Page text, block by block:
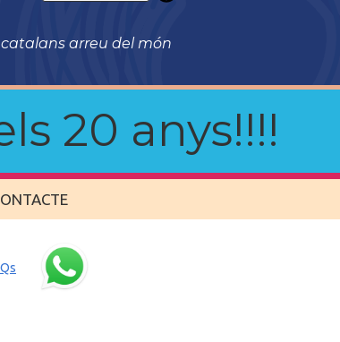
arreu del món
20 anys!!!!